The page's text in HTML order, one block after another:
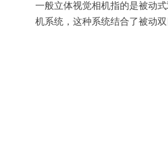
一般立体视觉相机指的是被动
机系统，这种系统结合了被动